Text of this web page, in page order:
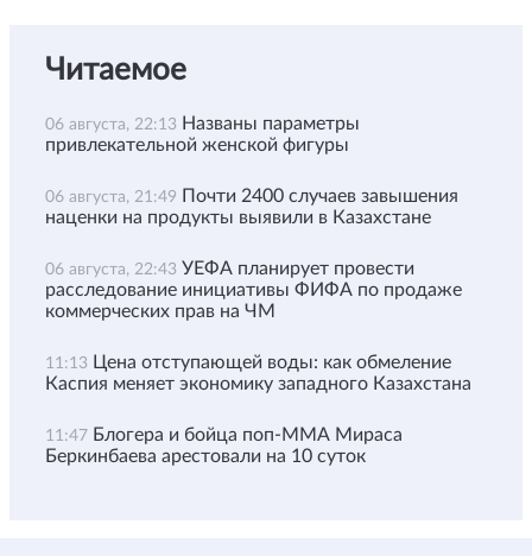
Читаемое
06 августа, 22:13 Названы параметры
привлекательной женской фигуры
06 августа, 21:49 Почти 2400 случаев завышения
наценки на продукты выявили в Казахстане
06 августа, 22:43 УЕФА планирует провести
расследование инициативы ФИФА по продаже
коммерческих прав на ЧМ
11:13 Цена отступающей воды: как обмеление
Каспия меняет экономику западного Казахстана
11:47 Блогера и бойца поп-ММА Мираса
Беркинбаева арестовали на 10 суток